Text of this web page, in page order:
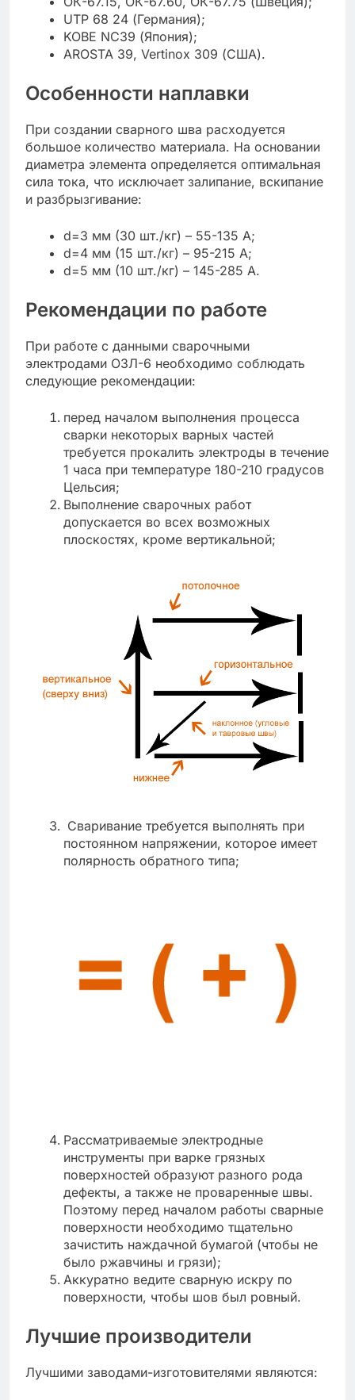
UTP 68 24 (Германия);
KOBE NC39 (Япония);
AROSTA 39, Vertinox 309 (США).
Особенности наплавки
При создании сварного шва расходуется
большое количество материала. На основании
диаметра элемента определяется оптимальная
сила тока, что исключает залипание, вскипание
и разбрызгивание:
d=3 мм (30 шт./кг) – 55-135 А;
d=4 мм (15 шт./кг) – 95-215 А;
d=5 мм (10 шт./кг) – 145-285 А.
Рекомендации по работе
При работе с данными сварочными
электродами ОЗЛ-6 необходимо соблюдать
следующие рекомендации:
перед началом выполнения процесса
сварки некоторых варных частей
требуется прокалить электроды в течение
1 часа при температуре 180-210 градусов
Цельсия;
Выполнение сварочных работ
допускается во всех возможных
плоскостях, кроме вертикальной;
Сваривание требуется выполнять при
постоянном напряжении, которое имеет
полярность обратного типа;
Рассматриваемые электродные
инструменты при варке грязных
поверхностей образуют разного рода
дефекты, а также не проваренные швы.
Поэтому перед началом работы сварные
поверхности необходимо тщательно
зачистить наждачной бумагой (чтобы не
было ржавчины и грязи);
Аккуратно ведите сварную искру по
поверхности, чтобы шов был ровный.
Лучшие производители
Лучшими заводами-изготовителями являются: